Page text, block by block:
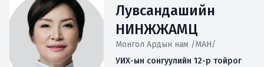
Лувсандашийн
НИНЖЖАМЦ
Монгол Ардын нам /МАН/
УИХ-ын сонгуулийн 12-р тойрог